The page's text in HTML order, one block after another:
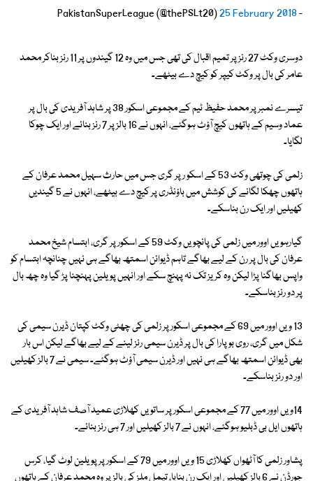
- PakistanSuperLeague (@thePSLt20)
25 February 2018
دوسری وکٹ 27 رنز پر تمیم اقبال کی تھی جس میں وہ 12 گیندوں پر 11 رنز بناکر محمد
عامر کی بال پر وکٹ کیپر کو کیچ دے بیٹھے۔
تیسرے نمبر پر محمد حفیظ ٹیم کے مجموعی اسکور 38 پر شاہد آفریدی کی بال پر
عماد وسیم کے ہاتھوں کیچ آؤٹ ہوگئے، انہوں نے 16 بالز پر 7 رنز بنائے اور ایک چوکا
لگایا۔
زلمی کی چوتھی وکٹ 53 کے اسکو ر پر گری جس میں حارث سہیل محمد عرفان کے
ہاتھوں چھکا لگانے کی کوشش میں باؤنڈری پر کیچ دے بیٹھے، انہوں نے 5 گیندیں
کھیلیں اور ایک رن بناسکے۔
گیارہویں اوور میں زلمی کی پانچویں وکٹ 59 کے اسکور پر گری، ابتسام شیخ محمد
عرفان کی بال پر رن کے لیے بھاگے تاہم ڈیوائن اسمتھ بھاگے ہی نہیں چنانچہ ابتسام کو
واپس بھاگنا پڑا لیکن وہ کریز تک نہ پہنچ سکے اور انہیں پویلین پہنچنا پڑ گیا وہ چھ بال
پر دو رنز بناسکے۔
13 ویں اوور میں 69 کے مجموعی اسکور پر زلمی کی چھٹی وکٹ کپتان ڈیرن سیمی کی
شکل میں گری، روی بوپارا کی بال پر ڈیرن سیمی رنز لینے کے لیے بھاگے لیکن اس بار
بھی ڈیوائن اسمتھ بھاگے ہی نہیں اور ڈیرن سیمی آؤٹ ہوگئے۔ سیمی نے 7 بالز کھیلیں
اور دو رنز بناسکے۔
14ویں اوور میں 77 کے مجموعی اسکور پر ساتویں کھلاڑی عمید آصف شاہد آفریدی کے
ہاتھوں ایل بی ڈبلیو ہوگئے، انہوں نے 7 بالز کھیلیں اور 7 ہی رنز بنائے۔
پشاور زلمی کا آٹھواں کھلاڑی 15 ویں اوور میں 79 کے اسکور پر پویلین لوٹ گیا، کرس
جورڈن نے 6 بالز کھیلیں اور ایک رن بنایا، تیمل ملز کی بالز پر وہ محمد عرفان کے ہاتھوں